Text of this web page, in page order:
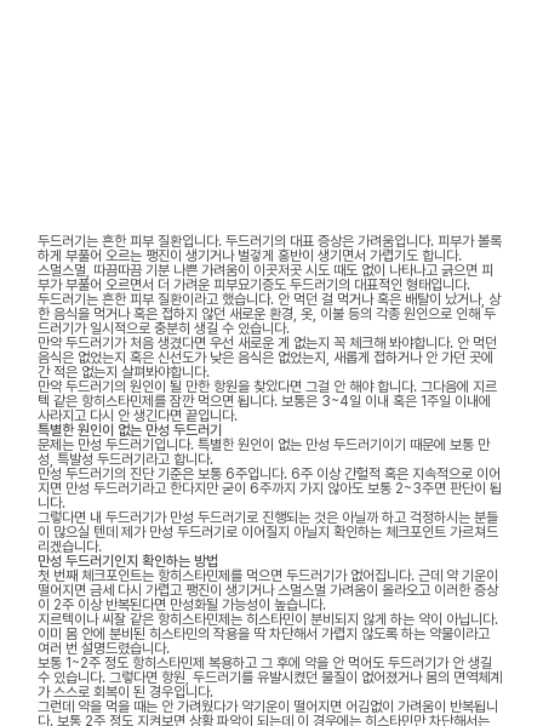
두드러기는 흔한 피부 질환입니다. 두드러기의 대표 증상은 가려움입니다. 피부가 볼록
하게 부풀어 오르는 팽진이 생기거나 벌겋게 홍반이 생기면서 가렵기도 합니다.
스멀스멀, 따끔따끔 기분 나쁜 가려움이 이곳저곳 시도 때도 없이 나타나고 긁으면 피
부가 부풀어 오르면서 더 가려운 피부묘기증도 두드러기의 대표적인 형태입니다.
두드러기는 흔한 피부 질환이라고 했습니다. 안 먹던 걸 먹거나 혹은 배탈이 났거나, 상
한 음식을 먹거나 혹은 접하지 않던 새로운 환경, 옷, 이불 등의 각종 원인으로 인해 두
드러기가 일시적으로 충분히 생길 수 있습니다.
만약 두드러기가 처음 생겼다면 우선 새로운 게 없는지 꼭 체크해 봐야합니다. 안 먹던
음식은 없었는지 혹은 신선도가 낮은 음식은 없었는지, 새롭게 접하거나 안 가던 곳에
간 적은 없는지 살펴봐야합니다.
만약 두드러기의 원인이 될 만한 항원을 찾았다면 그걸 안 해야 합니다. 그다음에 지르
텍 같은 항히스타민제를 잠깐 먹으면 됩니다. 보통은 3~4일 이내 혹은 1주일 이내에
사라지고 다시 안 생긴다면 끝입니다.
특별한 원인이 없는 만성 두드러기
문제는 만성 두드러기입니다. 특별한 원인이 없는 만성 두드러기이기 때문에 보통 만
성, 특발성 두드러기라고 합니다.
만성 두드러기의 진단 기준은 보통 6주입니다. 6주 이상 간헐적 혹은 지속적으로 이어
지면 만성 두드러기라고 한다지만 굳이 6주까지 가지 않아도 보통 2~3주면 판단이 됩
니다.
그렇다면 내 두드러기가 만성 두드러기로 진행되는 것은 아닐까 하고 걱정하시는 분들
이 많으실 텐데 제가 만성 두드러기로 이어질지 아닐지 확인하는 체크포인트 가르쳐드
리겠습니다.
만성 두드러기인지 확인하는 방법
첫 번째 체크포인트는 항히스타민제를 먹으면 두드러기가 없어집니다. 근데 약 기운이
떨어지면 금세 다시 가렵고 팽진이 생기거나 스멀스멀 가려움이 올라오고 이러한 증상
이 2주 이상 반복된다면 만성화될 가능성이 높습니다.
지르텍이나 씨잘 같은 항히스타민제는 히스타민이 분비되지 않게 하는 약이 아닙니다.
이미 몸 안에 분비된 히스타민의 작용을 딱 차단해서 가렵지 않도록 하는 약물이라고
여러 번 설명드렸습니다.
보통 1~2주 정도 항히스타민제 복용하고 그 후에 약을 안 먹어도 두드러기가 안 생길
수 있습니다. 그렇다면 항원, 두드러기를 유발시켰던 물질이 없어졌거나 몸의 면역체계
가 스스로 회복이 된 경우입니다.
그런데 약을 먹을 때는 안 가려웠다가 약기운이 떨어지면 어김없이 가려움이 반복됩니
다. 보통 2주 정도 지켜보면 상황 파악이 되는데 이 경우에는 히스타민만 차단해서는